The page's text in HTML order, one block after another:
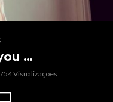
…
Visualizações